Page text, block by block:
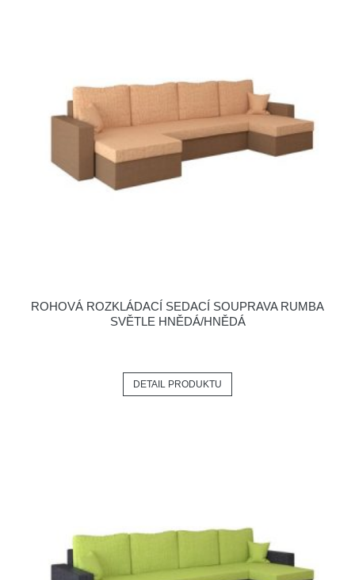
ROHOVÁ ROZKLÁDACÍ SEDACÍ SOUPRAVA RUMBA
SVĚTLE HNĚDÁ/HNĚDÁ
DETAIL PRODUKTU